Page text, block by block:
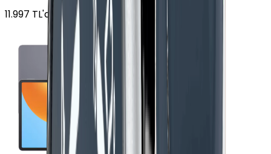
11.997 TL'denbaşlayan fiyatlar